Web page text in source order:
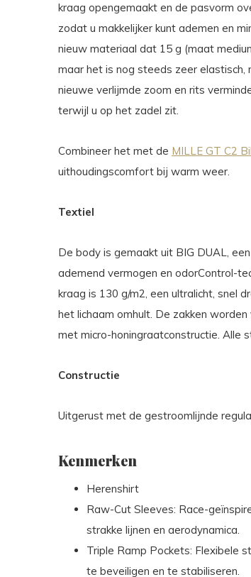
kraag opengemaakt en de pasvorm
zodat u makkelijker kunt ademen en
nieuw materiaal dat 15 g (maat
maar het is nog steeds zeer
nieuwe verlijmde zoom en rits
terwijl u op het zadel zit.
Combineer het met de MILLE GT C2
uithoudingscomfort bij warm weer.
Textiel
De body is gemaakt uit BIG DUAL,
ademend vermogen en odorControl-
kraag is 130 g/m2, een ultralicht, snel
het lichaam omhult. De zakken
met micro-honingraatconstructie. Alle
Constructie
Uitgerust met de gestroomlijnde
Kenmerken
Herenshirt
Raw-Cut Sleeves: Race-
strakke lijnen en aerodynamica.
Triple Ramp Pockets: Flexibele
te beveiligen en te stabiliseren.